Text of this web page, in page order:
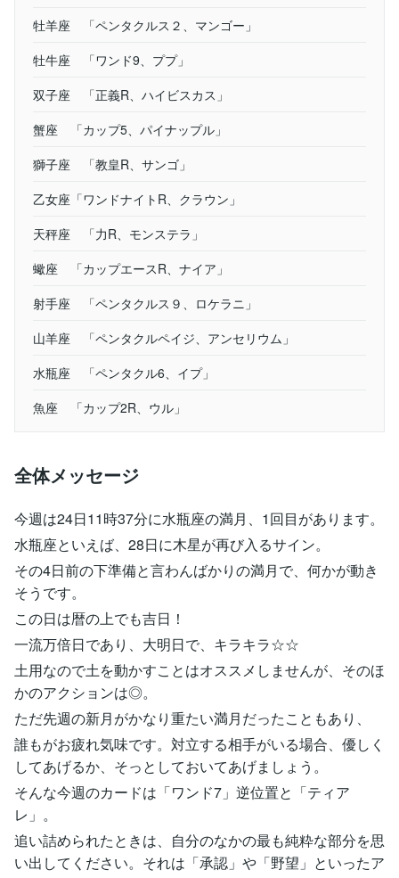
牡羊座 「ペンタクルス２、マンゴー」
牡牛座 「ワンド9、ププ」
双子座 「正義R、ハイビスカス」
蟹座 「カップ5、パイナップル」
獅子座 「教皇R、サンゴ」
乙女座「ワンドナイトR、クラウン」
天秤座 「力R、モンステラ」
蠍座 「カップエースR、ナイア」
射手座 「ペンタクルス９、ロケラニ」
山羊座 「ペンタクルペイジ、アンセリウム」
水瓶座 「ペンタクル6、イプ」
魚座 「カップ2R、ウル」
全体メッセージ
今週は24日11時37分に水瓶座の満月、1回目があります。
水瓶座といえば、28日に木星が再び入るサイン。
その4日前の下準備と言わんばかりの満月で、何かが動き
そうです。
この日は暦の上でも吉日！
一流万倍日であり、大明日で、キラキラ☆☆
土用なので土を動かすことはオススメしませんが、そのほ
かのアクションは◎。
ただ先週の新月がかなり重たい満月だったこともあり、
誰もがお疲れ気味です。対立する相手がいる場合、優しく
してあげるか、そっとしておいてあげましょう。
そんな今週のカードは「ワンド7」逆位置と「ティア
レ」。
追い詰められたときは、自分のなかの最も純粋な部分を思
い出してください。それは「承認」や「野望」といったア